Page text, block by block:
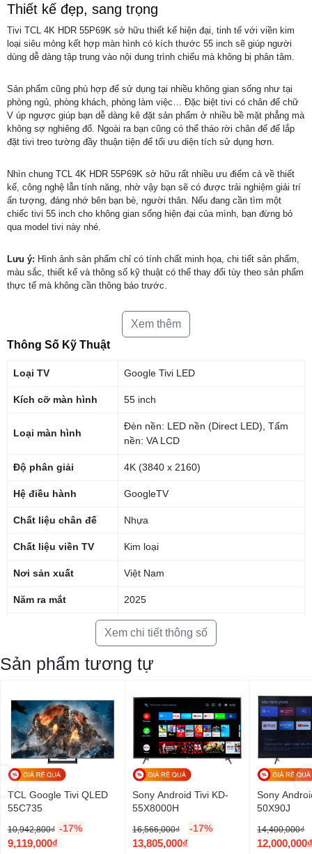
Thiết kế đẹp, sang trọng
Tivi TCL 4K HDR 55P69K sở hữu thiết kế hiện đại, tinh tế với viền kim
loại siêu mỏng kết hợp màn hình có kích thước 55 inch sẽ giúp người
dùng dễ dàng tập trung vào nội dung trình chiếu mà không bị phân tâm.
Sản phẩm cũng phù hợp để sử dụng tại nhiều không gian sống như tại
phòng ngủ, phòng khách, phòng làm việc… Đặc biệt tivi có chân đế chữ
V úp ngược giúp bạn dễ dàng kê đặt sản phẩm ở nhiều bề mặt phẳng mà
không sợ nghiêng đổ. Ngoài ra bạn cũng có thể tháo rời chân đế để lắp
đặt tivi treo tường đầy thuận tiện để tối ưu diện tích sử dụng hơn.
Nhìn chung TCL 4K HDR 55P69K sở hữu rất nhiều ưu điểm cả về thiết
kế, công nghệ lẫn tính năng, nhờ vậy bạn sẽ có được trải nghiệm giải trí
ấn tượng, đáng nhớ bên bạn bè, người thân. Nếu đang cần tìm một
chiếc tivi 55 inch cho không gian sống hiện đại của mình, bạn đừng bỏ
qua model tivi này nhé.
Lưu ý: Hình ảnh sản phẩm chỉ có tính chất minh họa, chi tiết sản phẩm,
màu sắc, thiết kế và thông số kỹ thuật có thể thay đổi tùy theo sản phẩm
thực tế mà không cần thông báo trước.
Xem thêm
Thông Số Kỹ Thuật
Loại TV Google Tivi LED
Kích cỡ màn hình 55 inch
Loại màn hình
Đèn nền: LED nền (Direct LED), Tấm
nền: VA LCD
Độ phân giải 4K (3840 x 2160)
Hệ điều hành GoogleTV
Chất liệu chân đế Nhựa
Chất liệu viền TV Kim loại
Nơi sản xuất Việt Nam
Năm ra mắt 2025
24 tháng
CÔNG NGHỆ HÌNH
Công nghệ hình ảnh
HDR10
Game Mode
Bộ vi xử lý AiPQ Processor
Tần số quét thực 60 Hz
THANH
Xem chi tiết thông số
Sản phẩm tương tự
TCL Google Tivi QLED
55C735
10,942,800₫
G
9,119,000₫
-17%
Sony Android Tivi KD-
55X8000H
16,566,000₫
G
13,805,000₫
-17%
Sony
50X90J
14,400,000₫
G
12,000,000